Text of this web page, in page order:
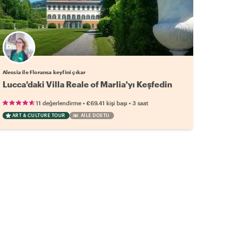
Alessia ile Floransa keyfini çıkar
Lucca'daki Villa Reale of Marlia'yı Keşfedin
11 değerlendirme• €69.41 kişi başı• 3 saat
ART & CULTURE TOUR AILE DOSTU